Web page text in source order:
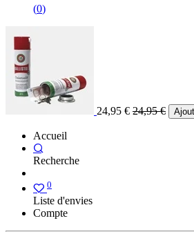
(0)
24,95 € 24,95€
Accueil
Recherche
0
Liste d'envies
Compte